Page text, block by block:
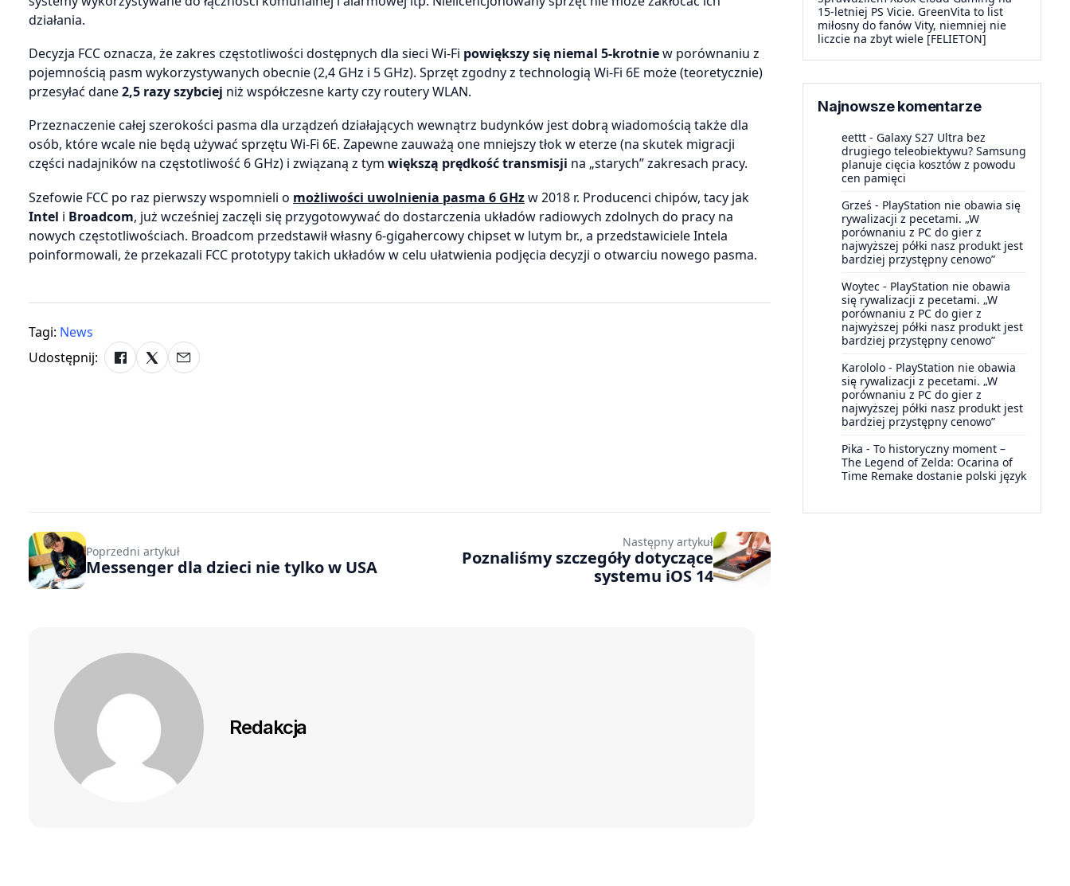
działania.
Decyzja FCC oznacza, że zakres częstotliwości dostępnych dla sieci Wi-Fi powiększy się niemal 5-krotniew porównaniu z
pojemnością pasm wykorzystywanych obecnie (2,4 GHz i 5 GHz). Sprzęt zgodny z technologią Wi-Fi 6E może (teoretycznie)
przesyłać dane2,5 razy szybciej niż współczesne karty czy routery WLAN.
Przeznaczenie całej szerokości pasma dla urządzeń działających wewnątrz budynków jest dobrą wiadomością także dla
osób, które wcale nie będą używać sprzętu Wi-Fi 6E. Zapewne zauważą one mniejszy tłok w eterze (na skutek migracji
części nadajników na częstotliwość 6 GHz) i związaną z tym większą prędkość transmisji na „starych” zakresach pracy.
Szefowie FCC po raz pierwszy wspomnieli o możliwości uwolnienia pasma 6 GHzw 2018 r. Producenci chipów, tacy jak
Intel i Broadcom, już wcześniej zaczęli się przygotowywać do dostarczenia układów radiowych zdolnych do pracy na
nowych częstotliwościach. Broadcom przedstawił własny 6-gigahercowy chipset w lutym br., a przedstawiciele Intela
poinformowali, że przekazali FCC prototypy takich układów w celu ułatwienia podjęcia decyzji o otwarciu nowego pasma.
Tagi: News
Udostępnij:
15-letniej PS Vicie. GreenVita to list
miłosny do fanów Vity, niemniej nie
liczcie na zbyt wiele [FELIETON]
Najnowsze komentarze
eettt - Galaxy S27 Ultra bez
drugiego teleobiektywu? Samsung
planuje cięcia kosztów z powodu
cen pamięci
Grześ - PlayStation nie obawia się
rywalizacji z pecetami. „W
porównaniu z PC do gier z
najwyższej półki nasz produkt jest
bardziej przystępny cenowo”
Woytec - PlayStation nie obawia
się rywalizacji z pecetami. „W
porównaniu z PC do gier z
najwyższej półki nasz produkt jest
bardziej przystępny cenowo”
Karololo - PlayStation nie obawia
się rywalizacji z pecetami. „W
porównaniu z PC do gier z
najwyższej półki nasz produkt jest
bardziej przystępny cenowo”
Pika - To historyczny moment –
The Legend of Zelda: Ocarina of
Time Remake dostanie polski język
Poprzedni artykuł
Messenger dla dzieci nie tylko w USA
Następny artykuł
Poznaliśmy szczegóły dotyczące
systemu iOS 14
Redakcja